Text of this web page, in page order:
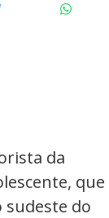
da
que
sudeste do